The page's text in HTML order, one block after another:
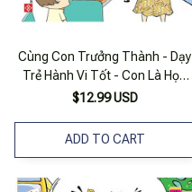
Cùng Con Trưởng Thành - Dạy
Trẻ Hành Vi Tốt - Con Là Học
Sinh Gương Mẫu
$12.99 USD
ADD TO CART